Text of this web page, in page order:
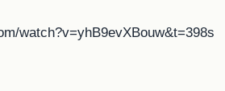
watch?v=yhB9evXBouw&t=398s